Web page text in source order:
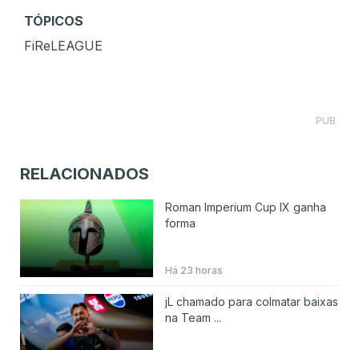
TÓPICOS
FiReLEAGUE
PUB
RELACIONADOS
Roman Imperium Cup IX ganha
forma
Há 23 horas
jL chamado para colmatar baixas
na Team ...